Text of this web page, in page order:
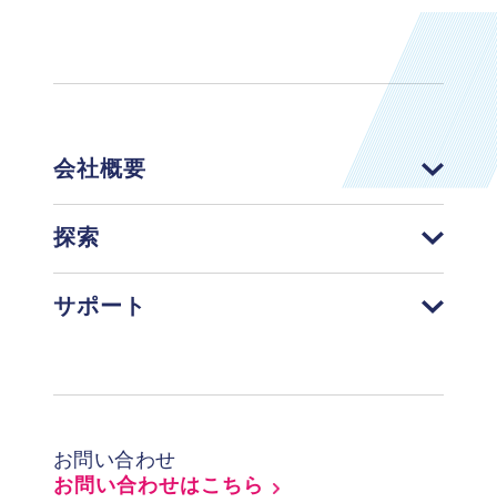
会社概要
探索
サポート
お問い合わせ
お問い合わせはこちら